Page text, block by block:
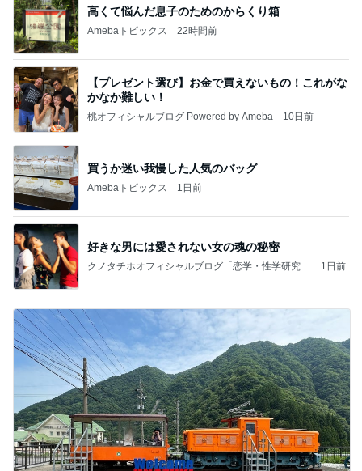
高くて悩んだ息子のためのからくり箱
Amebaトピックス 22時間前
【プレゼント選び】お金で買えないもの！これがな
かなか難しい！
桃オフィシャルブログ Powered by Ameba 10日前
買うか迷い我慢した人気のバッグ
Amebaトピックス 1日前
好きな男には愛されない女の魂の秘密
クノタチホオフィシャルブログ「恋学・性学研究
1日前